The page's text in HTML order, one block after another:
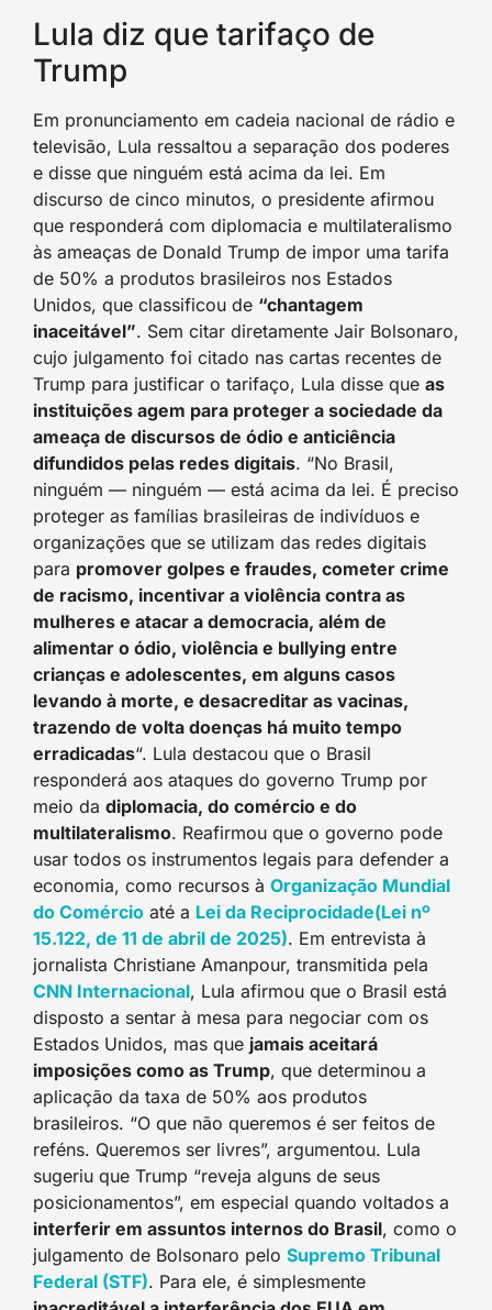
Lula diz que tarifaço de
Trump
Em pronunciamento em cadeia nacional de rádio e
televisão, Lula ressaltou a separação dos poderes
e disse que ninguém está acima da lei. Em
discurso de cinco minutos, o presidente afirmou
que responderá com diplomacia e multilateralismo
às ameaças de Donald Trump de impor uma tarifa
de 50% a produtos brasileiros nos Estados
Unidos, que classificou de “chantagem
inaceitável”. Sem citar diretamente Jair Bolsonaro,
cujo julgamento foi citado nas cartas recentes de
Trump para justificar o tarifaço, Lula disse que as
instituições agem para proteger a sociedade da
ameaça de discursos de ódio e anticiência
difundidos pelas redes digitais. “No Brasil,
ninguém — ninguém — está acima da lei. É preciso
proteger as famílias brasileiras de indivíduos e
organizações que se utilizam das redes digitais
para promover golpes e fraudes, cometer crime
de racismo, incentivar a violência contra as
mulheres e atacar a democracia, além de
alimentar o ódio, violência e bullying entre
crianças e adolescentes, em alguns casos
levando à morte, e desacreditar as vacinas,
trazendo de volta doenças há muito tempo
erradicadas“. Lula destacou que o Brasil
responderá aos ataques do governo Trump por
meio da diplomacia, do comércio e do
multilateralismo. Reafirmou que o governo pode
usar todos os instrumentos legais para defender a
economia, como recursos à Organização Mundial
do Comércio até a Lei da Reciprocidade(Lei nº
15.122, de 11 de abril de 2025). Em entrevista à
jornalista Christiane Amanpour, transmitida pela
CNN Internacional, Lula afirmou que o Brasil está
disposto a sentar à mesa para negociar com os
Estados Unidos, mas que jamais aceitará
imposições como as Trump, que determinou a
aplicação da taxa de 50% aos produtos
brasileiros. “O que não queremos é ser feitos de
reféns. Queremos ser livres”, argumentou. Lula
sugeriu que Trump “reveja alguns de seus
posicionamentos”, em especial quando voltados a
interferir em assuntos internos do Brasil, como o
julgamento de Bolsonaro pelo Supremo Tribunal
Federal (STF). Para ele, é simplesmente